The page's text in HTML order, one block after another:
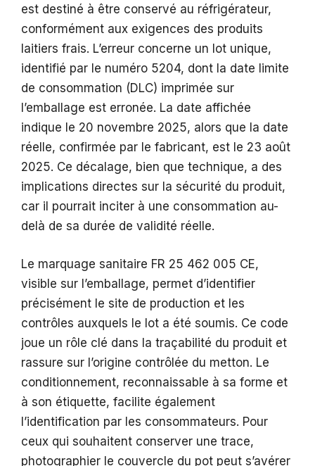
est destiné à être conservé au réfrigérateur,
conformément aux exigences des produits
laitiers frais. L’erreur concerne un lot unique,
identifié par le numéro 5204, dont la date limite
de consommation (DLC) imprimée sur
l’emballage est erronée. La date affichée
indique le 20 novembre 2025, alors que la date
réelle, confirmée par le fabricant, est le 23 août
2025. Ce décalage, bien que technique, a des
implications directes sur la sécurité du produit,
car il pourrait inciter à une consommation au-
delà de sa durée de validité réelle.
Le marquage sanitaire FR 25 462 005 CE,
visible sur l’emballage, permet d’identifier
précisément le site de production et les
contrôles auxquels le lot a été soumis. Ce code
joue un rôle clé dans la traçabilité du produit et
rassure sur l’origine contrôlée du metton. Le
conditionnement, reconnaissable à sa forme et
à son étiquette, facilite également
l’identification par les consommateurs. Pour
ceux qui souhaitent conserver une trace,
photographier le couvercle du pot peut s’avérer